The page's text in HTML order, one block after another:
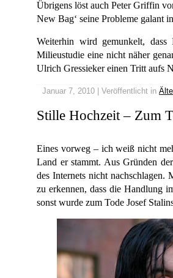
Übrigens löst auch Peter Griffin
New Bag‘ seine Probleme galant
Weiterhin wird gemunkelt,
Milieustudie eine nicht näher
Ulrich Gressieker einen Tritt aufs
Januar 7, 2010 | Veröffentlicht in
Stille Hochzeit – Zum
Eines vorweg – ich weiß nicht
Land er stammt. Aus Gründen
des Internets nicht nachschlagen.
zu erkennen, dass die Handlung
sonst wurde zum Tode Josef